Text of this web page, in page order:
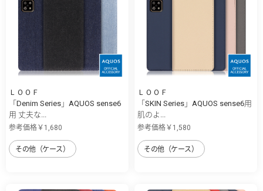
ＬＯＯＦ
「Denim Series」AQUOS sense6
用 丈夫な...
参考価格￥1,680
その他（ケース）
ＬＯＯＦ
「SKIN Series」AQUOS sense6用
肌のよ...
参考価格￥1,580
その他（ケース）